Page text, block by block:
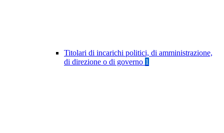
Titolari di incarichi politici, di amministrazione,
di direzione o di governo 1